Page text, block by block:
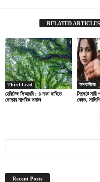
RELATED ARTICLES
Third Lead
হেরিটেজ সিআরবি : ৪ দফা দাবিতে
সোচ্চার নাগরিক সমাজ
অপরাজিতা
সিলেটে নারী
ক্ষোভ,
Recent Posts